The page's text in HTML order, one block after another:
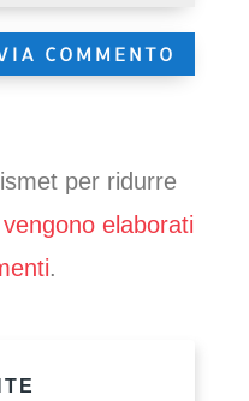
per ridurre
elaborati
.